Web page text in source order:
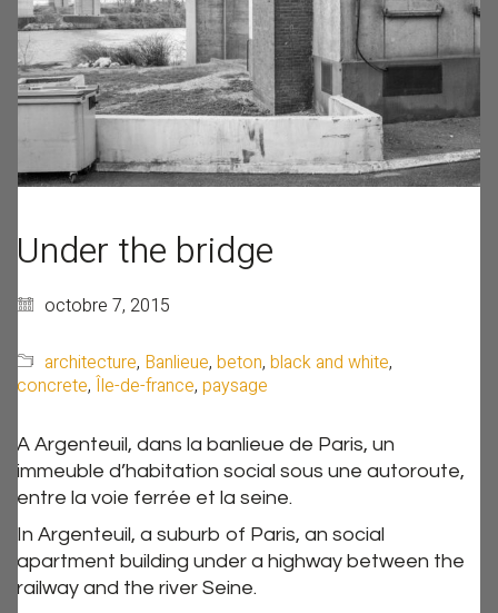
Under the bridge
octobre 7, 2015
architecture, Banlieue, beton, black and white,
concrete, Île-de-france, paysage
A Argenteuil, dans la banlieue de Paris, un
immeuble d’habitation social sous une autoroute,
entre la voie ferrée et la seine.
In Argenteuil, a suburb of Paris, an social
apartment building under a highway between the
railway and the river Seine.